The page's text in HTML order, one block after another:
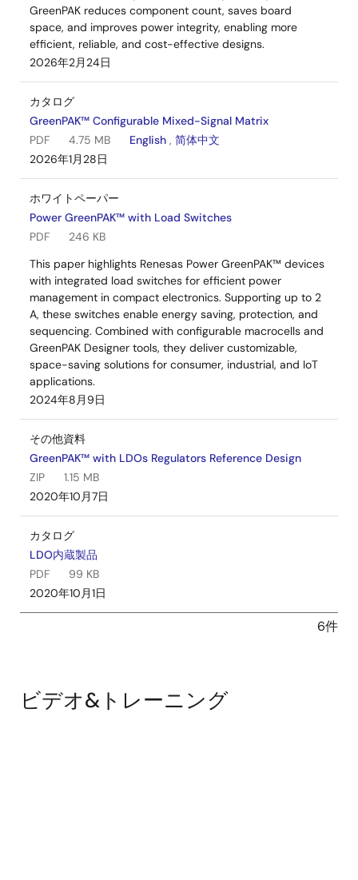
GreenPAK reduces component count, saves board
space, and improves power integrity, enabling more
efficient, reliable, and cost-effective designs.
2026年2月24日
カタログ
GreenPAK™ Configurable Mixed-Signal Matrix
PDF
4.75 MB English , 简体中文
2026年1月28日
ホワイトペーパー
Power GreenPAK™ with Load Switches
PDF
246 KB
This paper highlights Renesas Power GreenPAK™ devices
with integrated load switches for efficient power
management in compact electronics. Supporting up to 2
A, these switches enable energy saving, protection, and
sequencing. Combined with configurable macrocells and
GreenPAK Designer tools, they deliver customizable,
space-saving solutions for consumer, industrial, and IoT
applications.
2024年8月9日
その他資料
GreenPAK™ with LDOs Regulators Reference Design
ZIP
1.15 MB
2020年10月7日
カタログ
LDO内蔵製品
PDF
99 KB
2020年10月1日
6件
ビデオ&トレーニング